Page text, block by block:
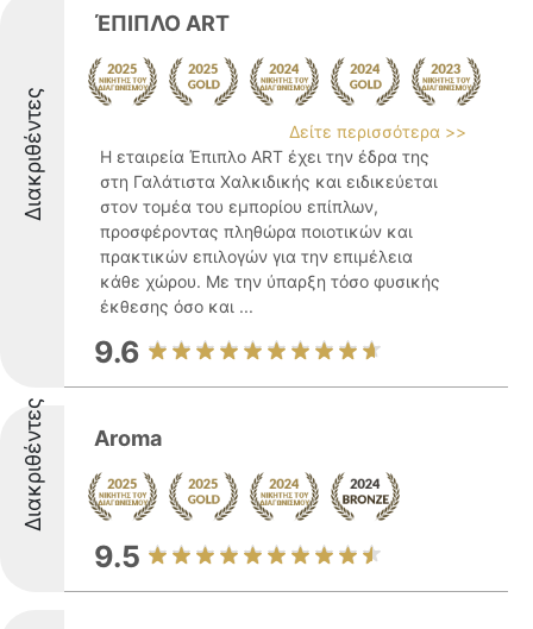
Διακριθέντες
ΈΠΙΠΛΟ ART
Δείτε περισσότερα >>
Η εταιρεία Έπιπλο ART έχει την έδρα της
στη Γαλάτιστα Χαλκιδικής και ειδικεύεται
στον τομέα του εμπορίου επίπλων,
προσφέροντας πληθώρα ποιοτικών και
πρακτικών επιλογών για την επιμέλεια
κάθε χώρου. Με την ύπαρξη τόσο φυσικής
έκθεσης όσο και ...
9.6
Διακριθέντες Aroma
9.5